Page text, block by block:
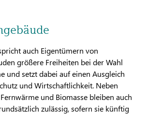
auch Eigentümern von
größere Freiheiten bei der Wahl
und setzt dabei auf einen Ausgleich
und Wirtschaftlichkeit. Neben
und Biomasse bleiben auch
zulässig, sofern sie künftig